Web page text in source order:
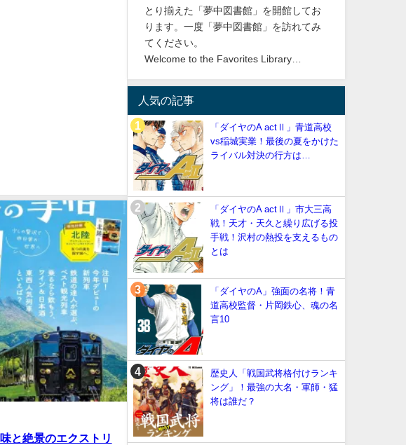
と絶景のエクストリ
とり揃えた「夢中図書館」を開館してお
ります。一度「夢中図書館」を訪れてみ
てください。
Welcome to the Favorites Library…
人気の記事
「ダイヤのA actⅡ」青道高校
vs稲城実業！最後の夏をかけた
ライバル対決の行方は…
「ダイヤのA actⅡ」市大三高
戦！天才・天久と繰り広げる投
手戦！沢村の熱投を支えるもの
とは
「ダイヤのA」強面の名将！青
道高校監督・片岡鉄心、魂の名
言10
歴史人「戦国武将格付けランキ
ング」！最強の大名・軍師・猛
将は誰だ？